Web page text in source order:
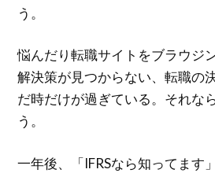
う。
悩んだり転職サイトをブラウジ
解決策が見つからない、転職の
だ時だけが過ぎている。それな
う。
一年後、「IFRSなら知ってます